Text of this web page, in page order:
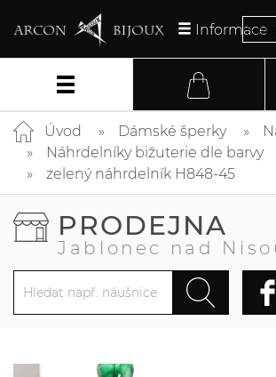
Informace
Úvod Dámské šperky
Náhrdelníky bižuterie dle barvy
zelený náhrdelník H848-45
PRODEJNA
Jablonec nad